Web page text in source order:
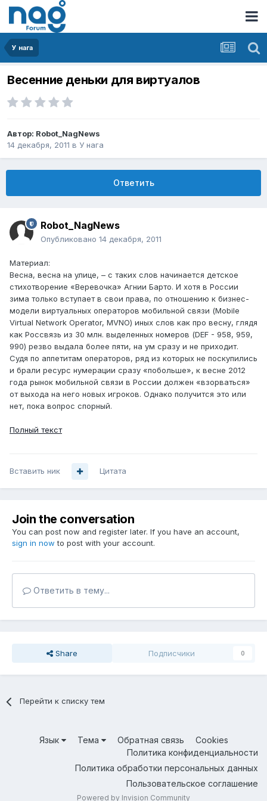
У нага
Весенние деньки для виртуалов
Автор: Robot_NagNews
14 декабря, 2011 в У нага
Ответить
Robot_NagNews
Опубликовано 14 декабря, 2011
Материал:
Весна, весна на улице, – с таких слов начинается детское
стихотворение «Веревочка» Агнии Барто. И хотя в России
зима только вступает в свои права, по отношению к бизнес-
модели виртуальных операторов мобильной связи (Mobile
Virtual Network Operator, MVNO) иных слов как про весну, глядя
как Россвязь из 30 млн. выделенных номеров (DEF - 958, 959,
990) резво выдала более пяти, на ум сразу и не приходит.
Судя по аппетитам операторов, ряд из которых не поскупились
и брали ресурс нумерации сразу «побольше», к весне 2012
года рынок мобильной связи в России должен «взорваться»
от выхода на него новых игроков. Однако получится это или
нет, пока вопрос спорный.
Полный текст
Вставить ник Цитата
Join the conversation
You can post now and register later. If you have an account,
sign in now to post with your account.
Ответить в тему...
Share Подписчики 0
Перейти к списку тем
Язык Тема Обратная связь
Cookies
Политика конфиденциальности
Политика обработки персональных данных
Пользовательское соглашение
Powered by Invision Community